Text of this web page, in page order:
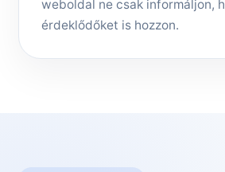
weboldal ne csak informáljon,
érdeklődőket is hozzon.